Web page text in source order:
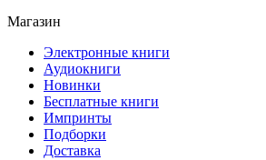
Магазин
Электронные книги
Аудиокниги
Новинки
Бесплатные книги
Импринты
Подборки
Доставка